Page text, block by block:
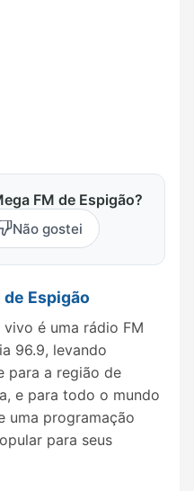
FM de Espigão?
Não gostei
de Espigão
é uma rádio FM
96.9, levando
para a região de
e para todo o mundo
uma programação
para seus